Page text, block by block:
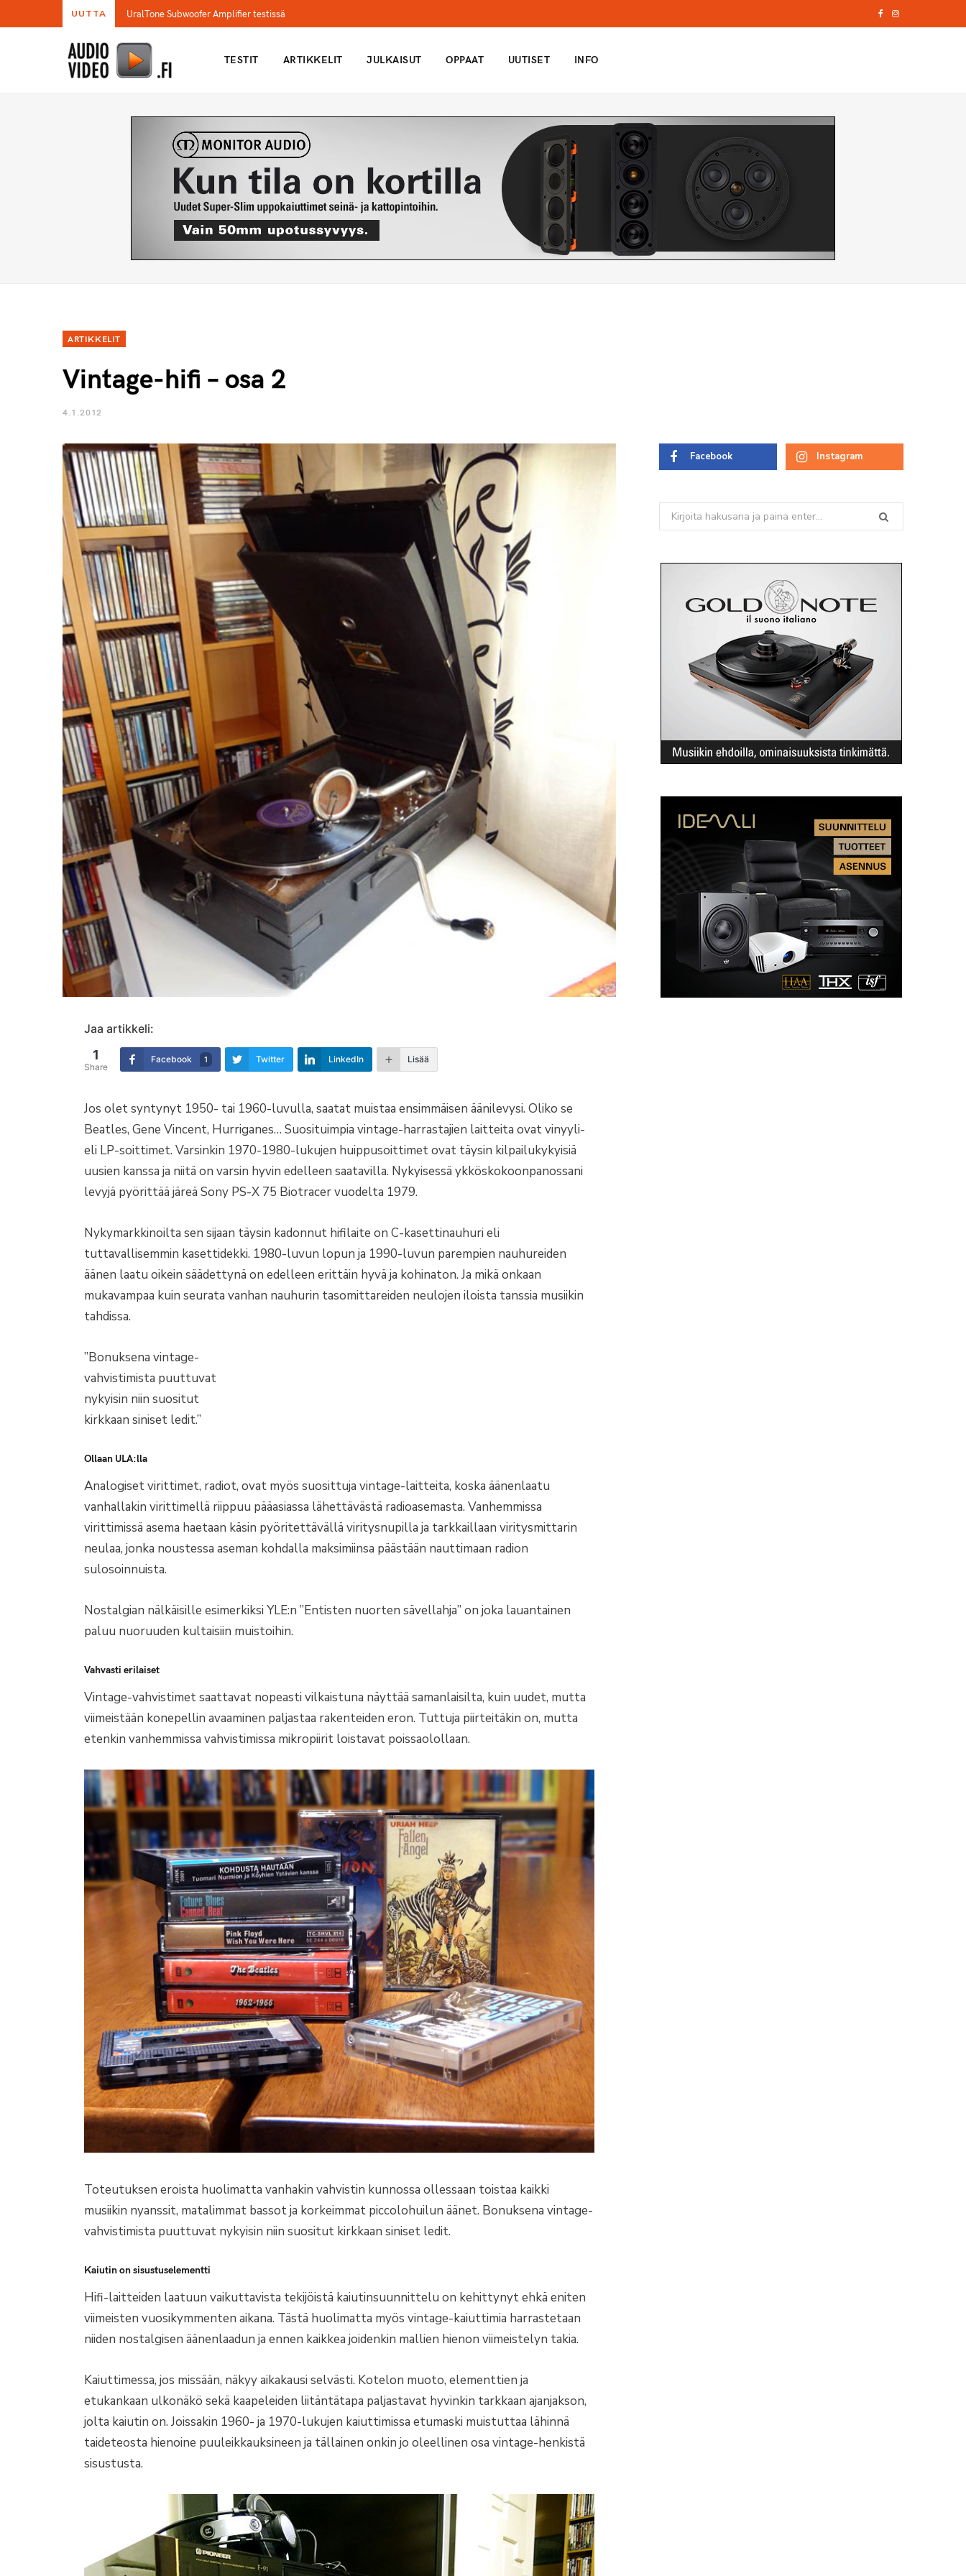
UUTTA UralTone Subwoofer Amplifier testissä I
TESTIT ARTIKKELIT JULKAISUT OPPAAT UUTISET INFO
ARTIKKELIT
Vintage-hifi – osa 2
4.1.2012
Jaa artikkeli:
1
Share
Facebook 1 Twitter LinkedIn Lisää
Jos olet syntynyt 1950- tai 1960-luvulla, saatat muistaa ensimmäisen äänilevysi. Oliko se
Beatles, Gene Vincent, Hurriganes… Suosituimpia vintage-harrastajien laitteita ovat vinyyli-
eli LP-soittimet. Varsinkin 1970-1980-lukujen huippusoittimet ovat täysin kilpailukykyisiä
uusien kanssa ja niitä on varsin hyvin edelleen saatavilla. Nykyisessä ykköskokoonpanossani
levyjä pyörittää järeä Sony PS-X 75 Biotracer vuodelta 1979.
Nykymarkkinoilta sen sijaan täysin kadonnut hifilaite on C-kasettinauhuri eli
tuttavallisemmin kasettidekki. 1980-luvun lopun ja 1990-luvun parempien nauhureiden
äänen laatu oikein säädettynä on edelleen erittäin hyvä ja kohinaton. Ja mikä onkaan
mukavampaa kuin seurata vanhan nauhurin tasomittareiden neulojen iloista tanssia musiikin
tahdissa.
”Bonuksena vintage-
vahvistimista puuttuvat
nykyisin niin suositut
kirkkaan siniset ledit.”
Ollaan ULA:lla
Analogiset virittimet, radiot, ovat myös suosittuja vintage-laitteita, koska äänenlaatu
vanhallakin virittimellä riippuu pääasiassa lähettävästä radioasemasta. Vanhemmissa
virittimissä asema haetaan käsin pyöritettävällä viritysnupilla ja tarkkaillaan viritysmittarin
neulaa, jonka noustessa aseman kohdalla maksimiinsa päästään nauttimaan radion
sulosoinnuista.
Nostalgian nälkäisille esimerkiksi YLE:n ”Entisten nuorten sävellahja” on joka lauantainen
paluu nuoruuden kultaisiin muistoihin.
Vahvasti erilaiset
Vintage-vahvistimet saattavat nopeasti vilkaistuna näyttää samanlaisilta, kuin uudet, mutta
viimeistään konepellin avaaminen paljastaa rakenteiden eron. Tuttuja piirteitäkin on, mutta
etenkin vanhemmissa vahvistimissa mikropiirit loistavat poissaolollaan.
Toteutuksen eroista huolimatta vanhakin vahvistin kunnossa ollessaan toistaa kaikki
musiikin nyanssit, matalimmat bassot ja korkeimmat piccolohuilun äänet. Bonuksena vintage-
vahvistimista puuttuvat nykyisin niin suositut kirkkaan siniset ledit.
Kaiutin on sisustuselementti
Hifi-laitteiden laatuun vaikuttavista tekijöistä kaiutinsuunnittelu on kehittynyt ehkä eniten
viimeisten vuosikymmenten aikana. Tästä huolimatta myös vintage-kaiuttimia harrastetaan
niiden nostalgisen äänenlaadun ja ennen kaikkea joidenkin mallien hienon viimeistelyn takia.
Kaiuttimessa, jos missään, näkyy aikakausi selvästi. Kotelon muoto, elementtien ja
etukankaan ulkonäkö sekä kaapeleiden liitäntätapa paljastavat hyvinkin tarkkaan ajanjakson,
jolta kaiutin on. Joissakin 1960- ja 1970-lukujen kaiuttimissa etumaski muistuttaa lähinnä
taideteosta hienoine puuleikkauksineen ja tällainen onkin jo oleellinen osa vintage-henkistä
sisustusta.
Facebook Instagram
Search
for: